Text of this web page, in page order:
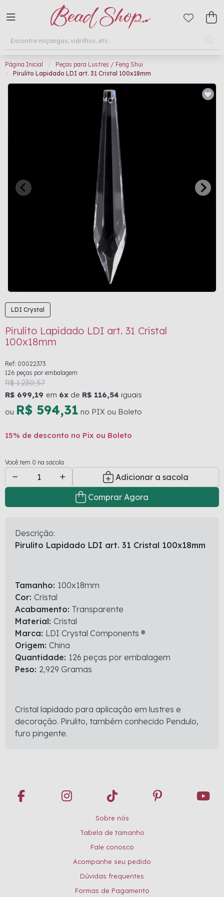
Página Inicial
Peças para Lustres / Feng Shui
Pirulito Lapidado LDI art. 31 Cristal 100x18mm
LDI Crystal
Pirulito Lapidado LDI art. 31 Cristal
100x18mm
Ref: 00022373
126 peças por embalagem
R$ 1.230,57
R$ 699,19 em 6x de R$ 116,54 iguais
ou R$ 594,31 no PIX ou Boleto
15% de desconto no Pix ou Boleto
Você tem 0 na sacola
Adicionar a sacola
Comprar Agora
Descrição:
Pirulito Lapidado LDI art. 31 Cristal 100x18mm
Tamanho: 100x18mm
Cor: Cristal
Acabamento: Transparente
Material: Cristal
Marca: LDI Crystal Components ®
Origem: China
Quantidade: 126 peças por embalagem
Peso: 2,929 Gramas
Cristal lapidado para aplicação em lustres e
decoração. Pirulito, também conhecido Pendulo,
furo pingente.
Sobre nós
Tabela de tamanho
Fale conosco
Acompanhe seu pedido
Dúvidas frequentes
Formas de Pagamento